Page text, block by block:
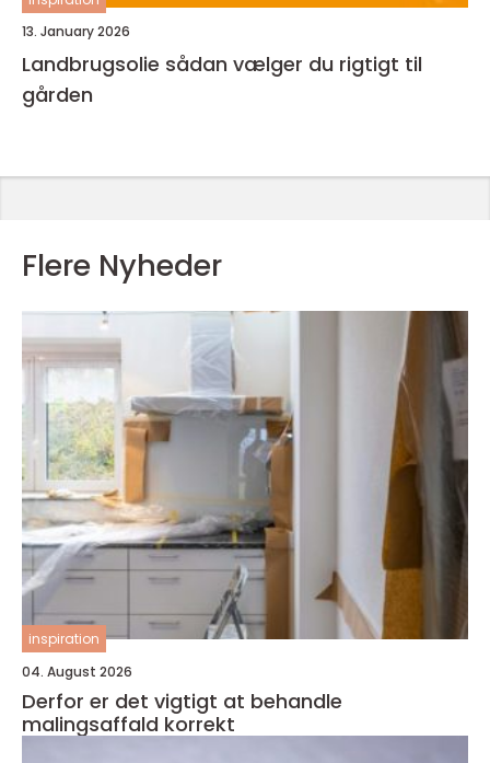
13. January 2026
Landbrugsolie sådan vælger du rigtigt til
gården
Flere Nyheder
inspiration
04. August 2026
Derfor er det vigtigt at behandle
malingsaffald korrekt